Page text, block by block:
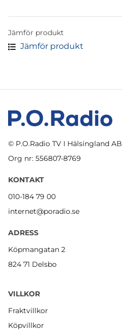
Jämför produkt
Jämför produkt
© P.O.Radio TV I Hälsingland AB
Org nr: 556807-8769
KONTAKT
010-184 79 00
internet@poradio.se
ADRESS
Köpmangatan 2
824 71 Delsbo
VILLKOR
Fraktvillkor
Köpvillkor